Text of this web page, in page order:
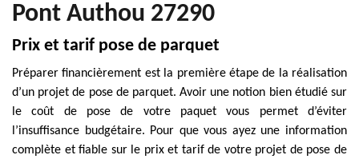
Pont Authou 27290
Prix et tarif pose de parquet
Préparer financièrement est la première étape de la réalisation
d’un projet de pose de parquet. Avoir une notion bien étudié sur
le coût de pose de votre paquet vous permet d’éviter
l’insuffisance budgétaire. Pour que vous ayez une information
complète et fiable sur le prix et tarif de votre projet de pose de